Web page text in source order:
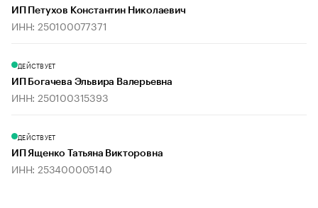
ИП Петухов Константин Николаевич
ИНН: 250100077371
ДЕЙСТВУЕТ
ИП Богачева Эльвира Валерьевна
ИНН: 250100315393
ДЕЙСТВУЕТ
ИП Ященко Татьяна Викторовна
ИНН: 253400005140